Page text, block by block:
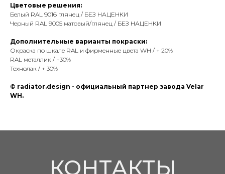
Цветовые решения:
Белый RAL 9016 глянец / БЕЗ НАЦЕНКИ
Черный RAL 9005 матовый/глянец / БЕЗ НАЦЕНКИ
Дополнительные варианты покраски:
Окраска по шкале RAL и фирменные цвета WH / + 20%
RAL металлик / +30%
Технолак / + 30%
© radiator.design - официальный партнер завода Velar
WH.